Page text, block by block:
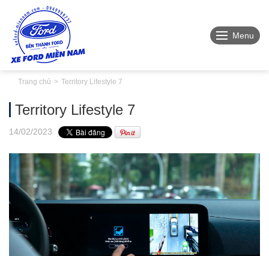
Menu
Trang chủ Territory Lifestyle 7
Territory Lifestyle 7
14/02/2023